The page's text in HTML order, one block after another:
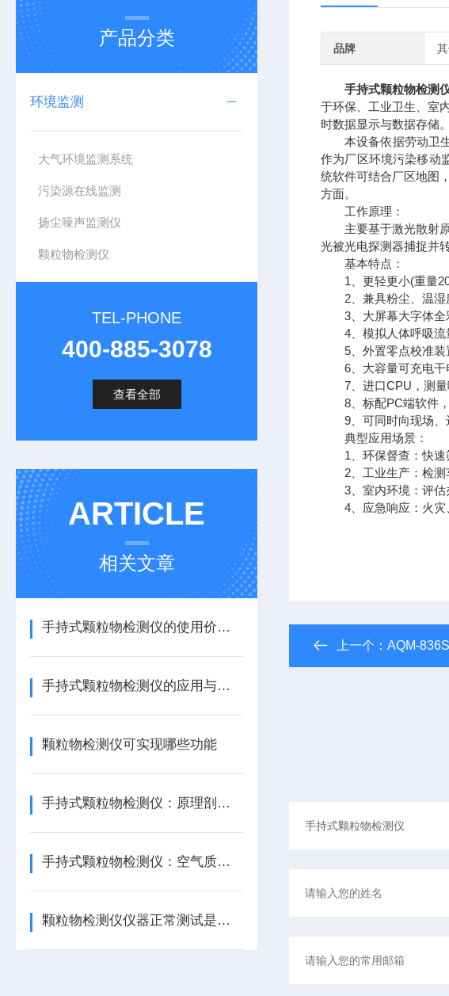
产品分类
环境监测
大气环境监测系统
污染源在线监测
扬尘噪声监测仪
颗粒物检测仪
TEL-PHONE
400-885-3078
查看全部
ARTICLE
相关文章
手持式颗粒物检测仪的使用价值有哪些？
手持式颗粒物检测仪的应用与重要性
颗粒物检测仪可实现哪些功能
手持式颗粒物检测仪：原理剖析与优势分析
手持式颗粒物检测仪：空气质量监测的灵活设备
颗粒物检测仪仪器正常测试是怎样进行的
品牌
手持式颗粒物检测
于环保、工业卫生、室
时数据显示与数据存储
本设备依据劳动卫生
作为厂区环境污染移动
统软件可结合厂区地图
方面。
工作原理：
主要基于激光散射原
光被光电探测器捕捉并
基本特点：
1、更轻更小(重量
2、兼具粉尘、温湿
3、大屏幕大字体全
4、模拟人体呼吸流
5、外置零点校准装
6、大容量可充电干
7、进口CPU，测量
8、标配PC端软件，
9、可同时向现场、远
典型应用场景：
1、环保督查：快速筛
2、工业生产：检测车
3、室内环境：评估办
4、应急响应：火灾
上一个： AQM-